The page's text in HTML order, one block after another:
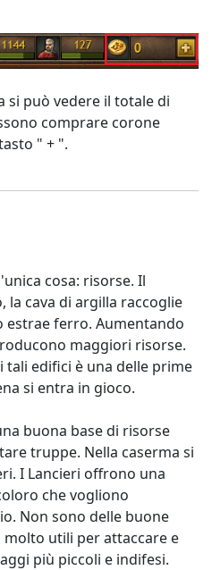
si può vedere il totale di
comprare corone
" + ".
cosa: risorse. Il
la cava di argilla raccoglie
estrae ferro. Aumentando
maggiori risorse.
tali edifici è una delle prime
si entra in gioco.
buona base di risorse
truppe. Nella caserma si
I Lancieri offrono una
che vogliono
Non sono delle buone
utili per attaccare e
più piccoli e indifesi.